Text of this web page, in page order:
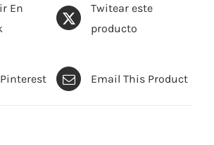
En
Twitear este
producto
Email This Product